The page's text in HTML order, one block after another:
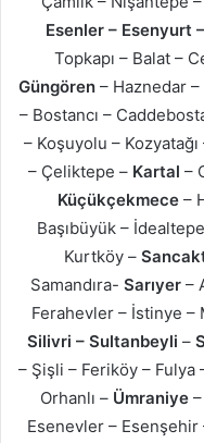
Esenler – Esenyurt
Topkapı – Balat –
Güngören– Haznedar –
– Bostancı –
– Koşuyolu –
– Çeliktepe – Kartal –
Küçükçekmece –
Başıbüyük – İdealtepe
Kurtköy –
Samandıra- Sarıyer –
Ferahevler – İstinye –
Silivri – Sultanbeyli –
– Şişli – Feriköy –
Orhanlı – Ümraniye
Esenevler –